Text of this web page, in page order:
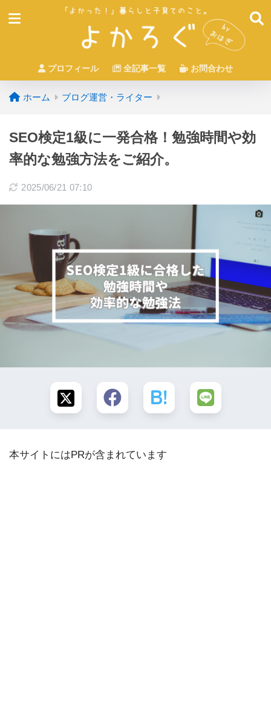
プロフィール 全記事一覧 お問合わせ
ホーム ブログ運営・ライター
SEO検定1級に一発合格！勉強時間や効
率的な勉強方法をご紹介。
2025/06/21 07:10
本サイトにはPRが含まれています